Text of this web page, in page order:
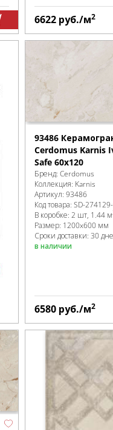
6622 руб./м2
93486
Cerdomus Karnis
Safe 60x120
Бренд:Cerdomus
Коллекция: Karnis
Артикул:93486
Код товара:SD-274129
В коробке:2 шт, 1.44 м
Размер: 1200x600 мм
Сроки доставки: 30
в наличии
6580 руб./м2